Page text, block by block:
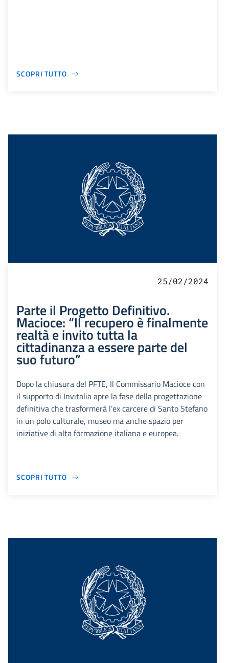
SCOPRI TUTTO
25/02/2024
Parte il Progetto Definitivo.
Macioce: “Il recupero è finalmente
realtà e invito tutta la
cittadinanza a essere parte del
suo futuro”
Dopo la chiusura del PFTE, Il Commissario Macioce con
il supporto di Invitalia apre la fase della progettazione
definitiva che trasformerà l’ex carcere di Santo Stefano
in un polo culturale, museo ma anche spazio per
iniziative di alta formazione italiana e europea.
SCOPRI TUTTO